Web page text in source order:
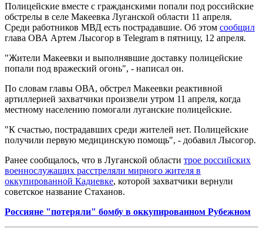
Полицейские вместе с гражданскими попали под российские
обстрелы в селе Макеевка Луганской области 11 апреля.
Среди работников МВД есть пострадавшие. Об этом сообщил
глава ОВА Артем Лысогор в Telegram в пятницу, 12 апреля.
"Жители Макеевки и выполнявшие доставку полицейские
попали под вражеский огонь", - написал он.
По словам главы ОВА, обстрел Макеевки реактивной
артиллерией захватчики произвели утром 11 апреля, когда
местному населению помогали луганские полицейские.
"К счастью, пострадавших среди жителей нет. Полицейские
получили первую медицинскую помощь", - добавил Лысогор.
Ранее сообщалось, что в Луганской области трое российских
военнослужащих расстреляли мирного жителя в
оккупированной Кадиевке, которой захватчики вернули
советское название Стаханов.
Россияне "потеряли" бомбу в оккупированном Рубежном